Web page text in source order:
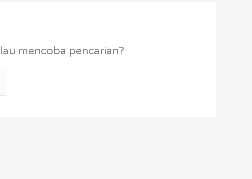
mencoba pencarian?